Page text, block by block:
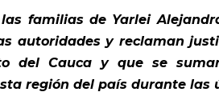
familias de Yarlei
autoridades y reclaman
del Cauca y que se
región del país durante las